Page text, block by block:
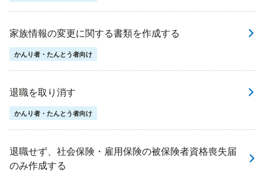
家族情報の変更に関する書類を作成する
かんり者・たんとう者向け
退職を取り消す
かんり者・たんとう者向け
退職せず、社会保険・雇用保険の被保険者資格喪失届
のみ作成する